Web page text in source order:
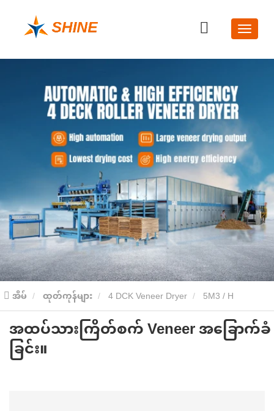
အိမ် ထုတ်ကုန်များ 4 DCK Veneer Dryer
5M3 / H
VENEEER DRNEEER Dryer
အထပ်သားကြိတ်စက် Veneer
အခြောက်ခံခြင်း။
အထပ်သားကြိတ်စက် Veneer အခြောက်ခံ
ခြင်း။